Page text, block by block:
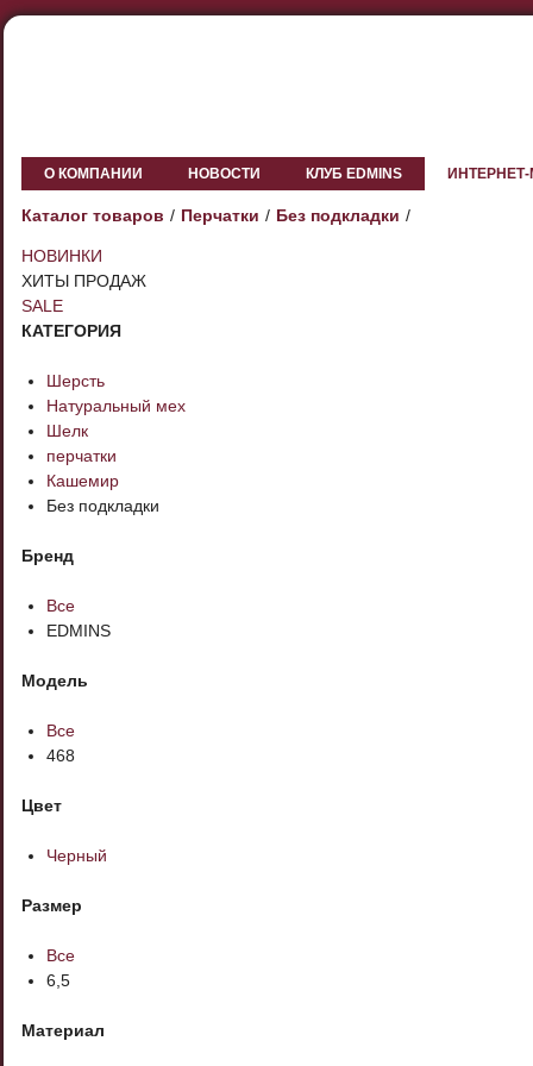
О КОМПАНИИ НОВОСТИ КЛУБ EDMINS
Каталог товаров Перчатки Без подкладки
НОВИНКИ
ХИТЫ ПРОДАЖ
SALE
КАТЕГОРИЯ
Шерсть
Натуральный мех
Шелк
перчатки
Кашемир
Без подкладки
Бренд
Все
EDMINS
Модель
Все
468
Цвет
Черный
Размер
Все
6,5
Материал